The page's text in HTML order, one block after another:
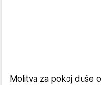
Molitva za pokoj duše